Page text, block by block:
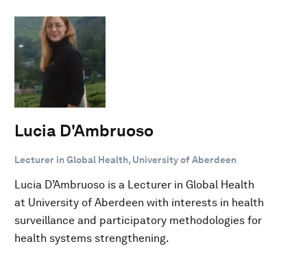
Lucia D'Ambruoso
Lecturer in Global Health, University of Aberdeen
Lucia D’Ambruoso is a Lecturer in Global Health
at University of Aberdeen with interests in health
surveillance and participatory methodologies for
health systems strengthening.